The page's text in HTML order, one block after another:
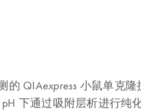
的 QIAexpress 小鼠单克隆
下通过吸附层析进行纯